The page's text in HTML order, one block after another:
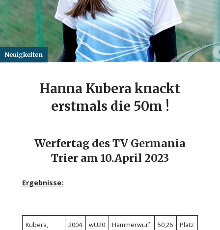
Neuigkeiten
Hanna Kubera knackt
erstmals die 50m !
Werfertag des TV Germania
Trier am 10.April 2023
Ergebnisse:
Kubera,
2004 wU20
Hammerwurf
50,26
Platz